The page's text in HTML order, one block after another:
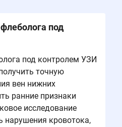
под
под контролем УЗИ
точную
вен нижних
ранние признаки
исследование
нарушения кровотока,